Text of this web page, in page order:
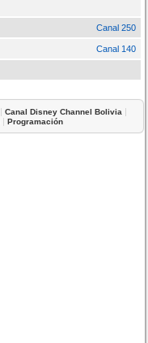
Canal 250
Canal 140
|Canal Disney Channel Bolivia |
|Programación